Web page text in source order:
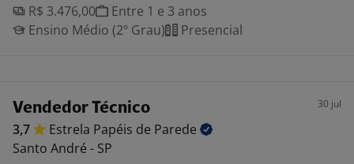
R$ 3.476,00
Entre 1 e 3 anos
Ensino Médio (2º Grau)
Presencial
Vendedor Técnico 30 jul
3,7 Estrela Papéis de Parede
Santo André - SP